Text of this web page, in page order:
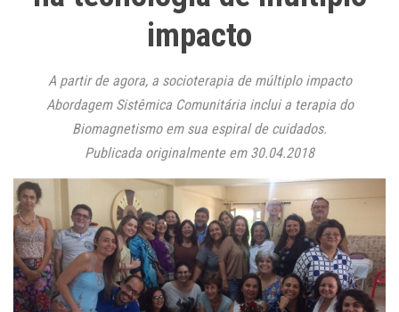
impacto
A partir de agora, a socioterapia de múltiplo impacto
Abordagem Sistêmica Comunitária inclui a terapia do
Biomagnetismo em sua espiral de cuidados.
Publicada originalmente em 30.04.2018